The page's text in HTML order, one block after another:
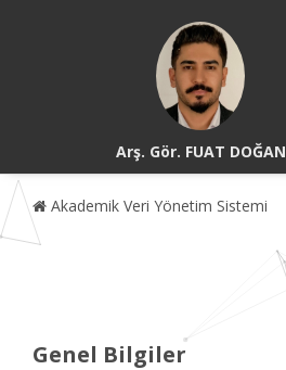
Arş. Gör. FUAT DOĞAN
Akademik Veri Yönetim Sistemi
Genel Bilgiler